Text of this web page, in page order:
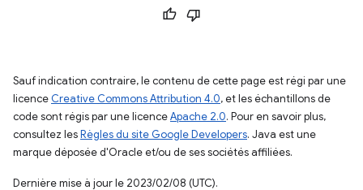
Sauf indication contraire, le contenu de cette page est régi par une
licence Creative Commons Attribution 4.0, et les échantillons de
code sont régis par une licenceApache 2.0. Pour en savoir plus,
consultez lesRègles du site Google Developers. Java est une
marque déposée d'Oracle et/ou de ses sociétés affiliées.
Dernière mise à jour le 2023/02/08 (UTC).